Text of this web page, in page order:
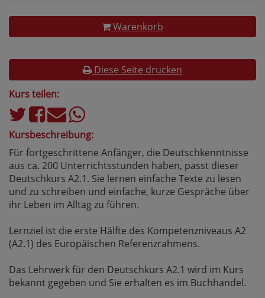
Warenkorb
Diese Seite drucken
Kurs teilen:
Kursbeschreibung:
Für fortgeschrittene Anfänger, die Deutschkenntnisse
aus ca. 200 Unterrichtsstunden haben, passt dieser
Deutschkurs A2.1. Sie lernen einfache Texte zu lesen
und zu schreiben und einfache, kurze Gespräche über
ihr Leben im Alltag zu führen.
Lernziel ist die erste Hälfte des Kompetenzniveaus A2
(A2.1) des Europäischen Referenzrahmens.
Das Lehrwerk für den Deutschkurs A2.1 wird im Kurs
bekannt gegeben und Sie erhalten es im Buchhandel.